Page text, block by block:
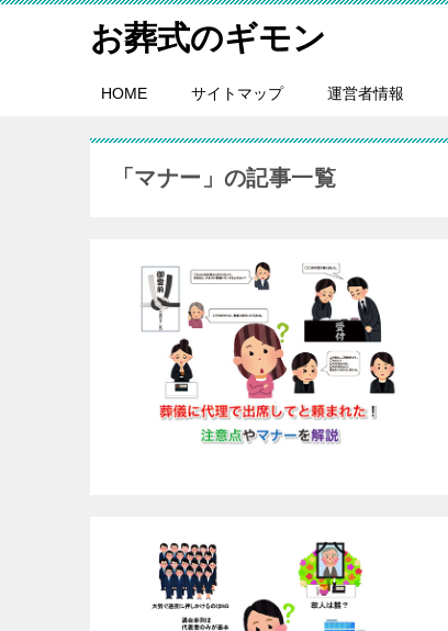
お葬式のギモン
HOME サイトマップ 運営者情報
「マナー」の記事一覧